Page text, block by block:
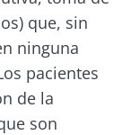
que, sin
ninguna
pacientes
de la
son
sobre la